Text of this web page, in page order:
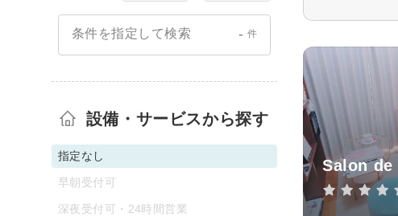
Salon de
条件を指定して検索 - 件
設備・サービスから探す
指定なし
早朝受付可
深夜受付可・24時間営業